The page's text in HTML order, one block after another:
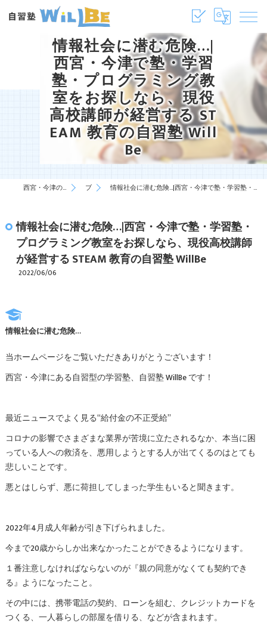
情報社会に潜む危険…|
西宮・今津で塾・学習
塾・プログラミング教
室をお探しなら、現役
高校講師が経営する ST
EAM 教育の自習塾 Will
Be
西宮・今津の塾・学習塾は自習塾WillBe ブログ 情報社会に潜む危険…|西宮・今津で塾・学習塾・プログラミング教室をお探しなら、現役高校講師が経営する STEAM 教育の自習塾 WillBe
情報社会に潜む危険…|西宮・今津で塾・学習塾・
プログラミング教室をお探しなら、現役高校講師
が経営する STEAM 教育の自習塾 WillBe
2022/06/06
情報社会に潜む危険…
当ホームページをご覧いただきありがとうございます！
西宮・今津にある自習型の学習塾、自習塾 WillBe です！
最近ニュースでよく見る“給付金の不正受給”
コロナの影響でさまざまな業界が苦境に立たされるなか、本当に困
っている人への救済を、悪用しようとする人が出てくるのはとても
悲しいことです。
悪とはしらず、悪に荷担してしまった学生もいると聞きます。
2022年4月成人年齢が引き下げられました。
今まで20歳からしか出来なかったことができるようになります。
１番注意しなければならないのが『親の同意がなくても契約でき
る』ようになったこと。
その中には、携帯電話の契約、ローンを組む、クレジットカードを
つくる、一人暮らしの部屋を借りる、などが含まれます。